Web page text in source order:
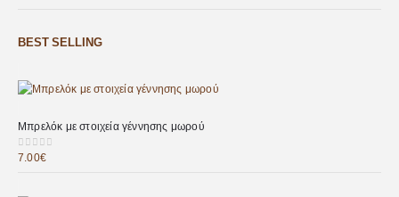
BEST SELLING
Μπρελόκ με στοιχεία γέννησης μωρού
0 out of 5
7.00€